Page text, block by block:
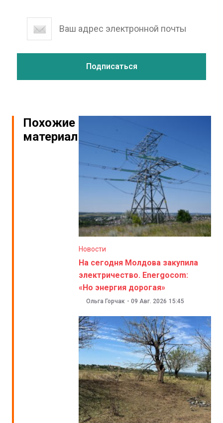
Похожие
материалы
Новости
На сегодня Молдова закупила
электричество. Energocom:
«Но энергия дорогая»
Ольга Горчак - 09 Авг. 2026 15:45